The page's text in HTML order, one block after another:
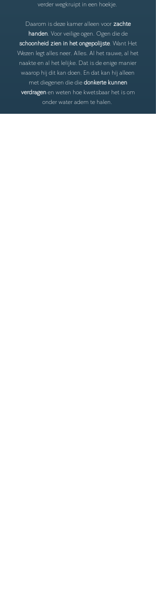
verder wegkruipt in een hoekje.
Daarom is deze kamer alleen voor zachte
handen. Voor veilige ogen. Ogen die de
schoonheid zien in het ongepolijste. Want Het
Wezen legt alles neer. Alles. Al het rauwe, al het
naakte en al het lelijke. Dat is de enige manier
waarop hij dit kan doen. En dat kan hij alleen
met diegenen die diedonkerte kunnen
verdragenen weten hoe kwetsbaar het is om
onder water adem te halen.